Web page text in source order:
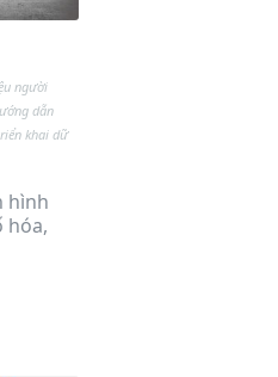
người
dẫn
khai dữ
hình
hóa,